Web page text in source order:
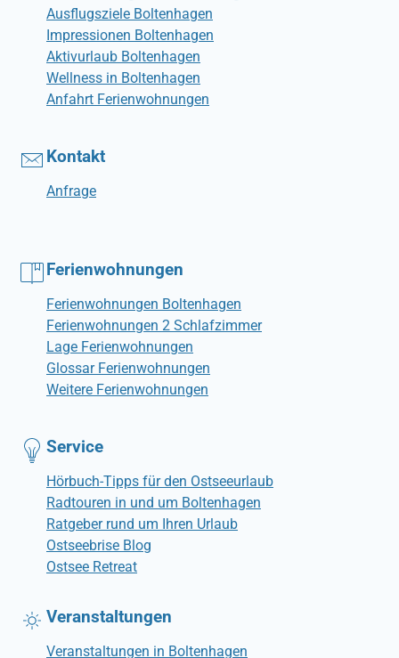
Ausflugsziele Boltenhagen
Impressionen Boltenhagen
Aktivurlaub Boltenhagen
Wellness in Boltenhagen
Anfahrt Ferienwohnungen
Kontakt
Anfrage
Ferienwohnungen
Ferienwohnungen Boltenhagen
Ferienwohnungen 2 Schlafzimmer
Lage Ferienwohnungen
Glossar Ferienwohnungen
Weitere Ferienwohnungen
Service
Hörbuch-Tipps für den Ostseeurlaub
Radtouren in und um Boltenhagen
Ratgeber rund um Ihren Urlaub
Ostseebrise Blog
Ostsee Retreat
Veranstaltungen
Veranstaltungen in Boltenhagen